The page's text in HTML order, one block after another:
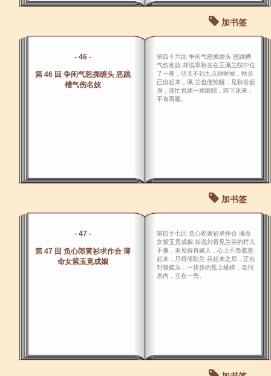
加书签
- 46 -
第 46 回 争闲气怒掷缠头 恶跳
槽气伤名妓
第四十六回 争闲气怒掷缠头 恶跳槽
气伤名妓 却说章秋谷在王佩兰院中住
了一夜，明天不到九点钟时候，秋谷
已自起来，佩 兰也便惊醒，见秋谷起
身，连忙也揉一揉眼睛，跨下床来，
不肯再睡。
加书签
- 47 -
第 47 回 负心郎黄衫求作合 薄
命女紫玉竟成姻
第四十七回 负心郎黄衫求作合 薄命
女紫玉竟成姻 却说刘贵见兰芬的样儿
不像，未见得肯嫁人，心上不免着急
起来，只得候陆兰 芬起来之后，正在
对镜梳头，一步步的踅上楼梯，走到
房内，立在一旁。